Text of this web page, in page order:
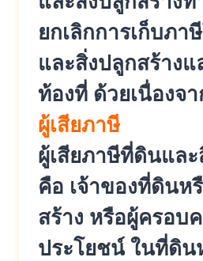
ยกเลิกการเก็บภา
และสิ่งปลูกสร้างแ
ท้องที่ ด้วยเนื่องจ
ผู้เสียภาษี
ผู้เสียภาษีที่ดินและ
คือ เจ้าของที่ดินห
สร้าง หรือผู้ครอบ
ประโยชน์ ในที่ดิน